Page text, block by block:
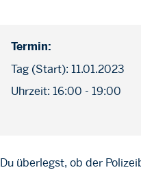
Termin:
Tag (Start): 11.01.2023
Uhrzeit: 16:00 - 19:00
Du überlegst, ob der